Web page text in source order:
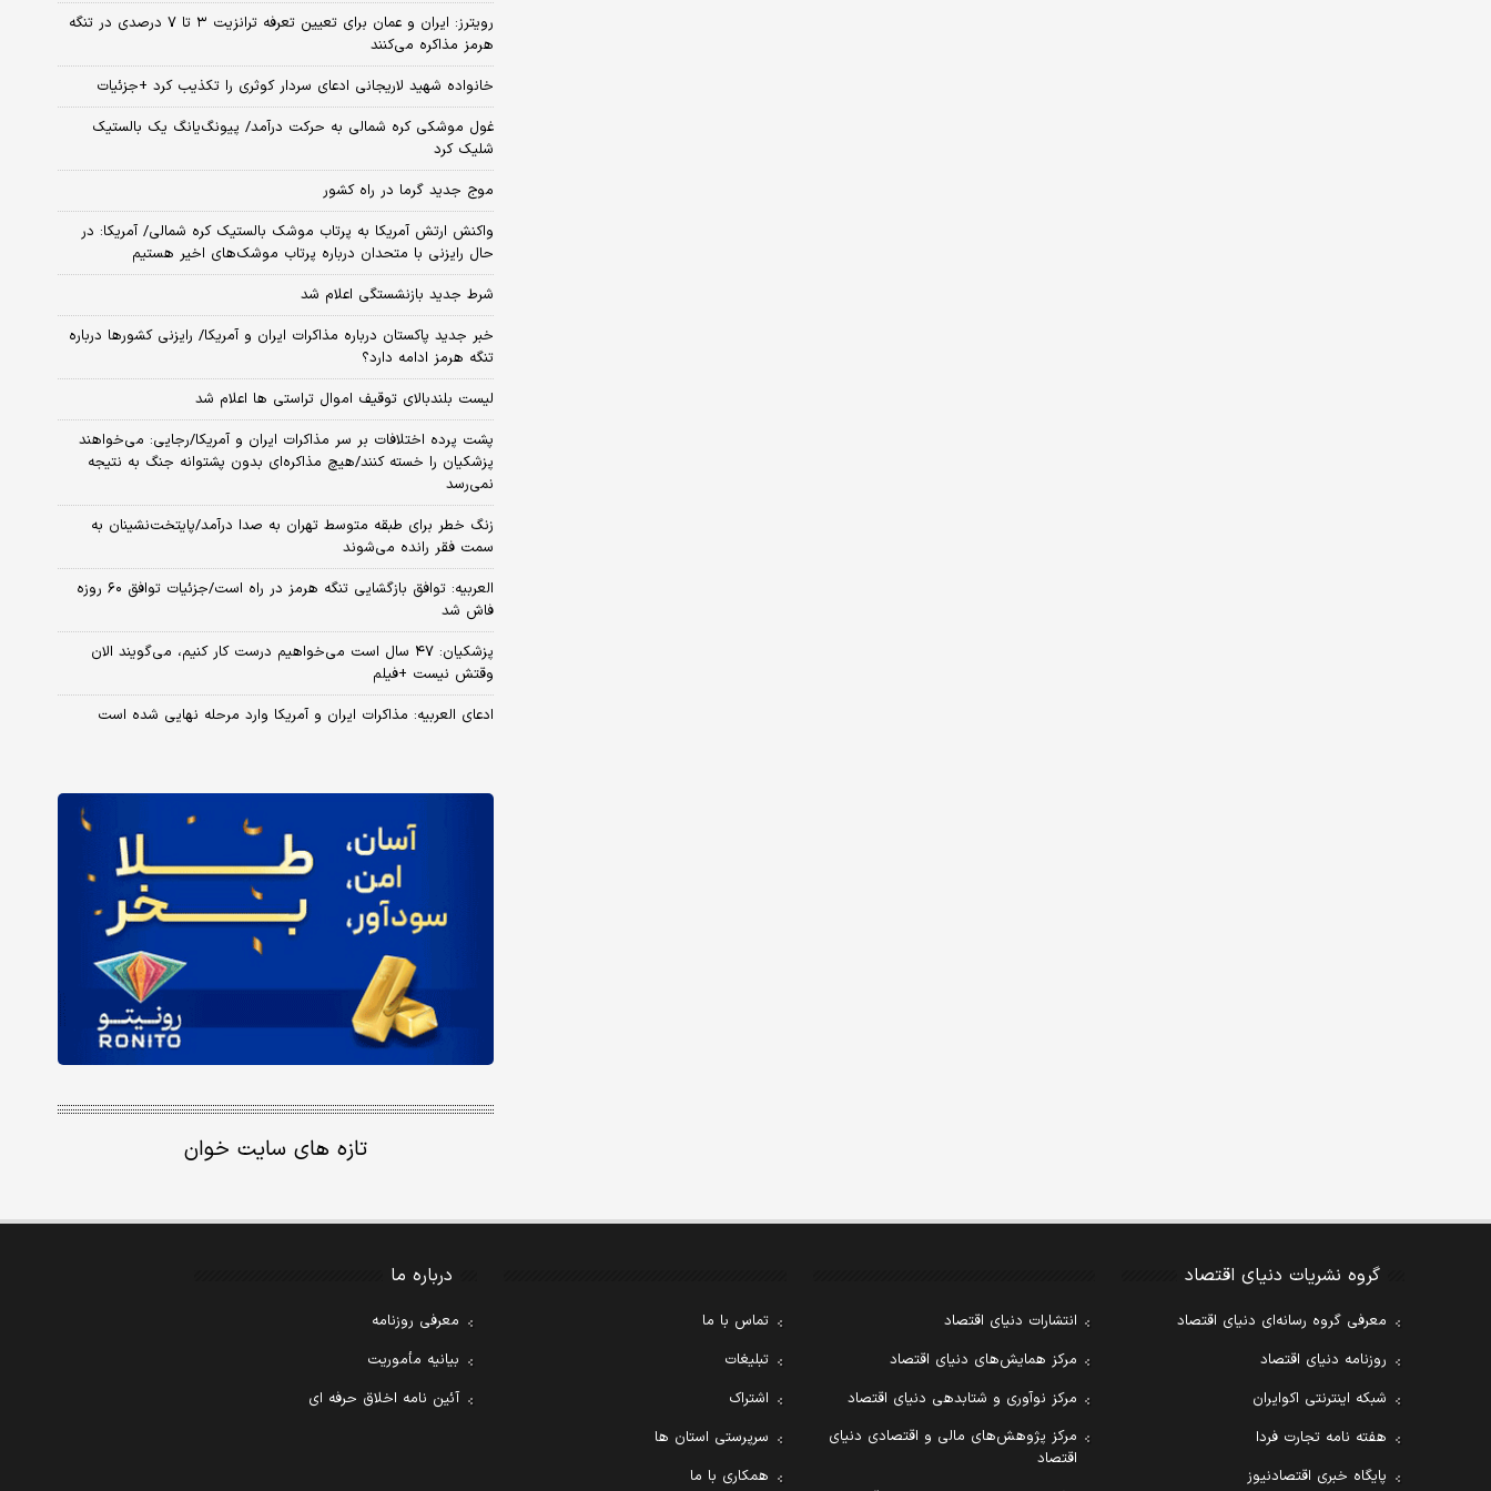
رویترز: ایران و عمان برای تعیین تعرفه ترانزیت ۳ تا ۷ درصدی در تنگه
هرمز مذاکره می‌کنند
خانواده شهید لاریجانی ادعای سردار کوثری را تکذیب کرد +جزئیات
غول موشکی کره شمالی به حرکت درآمد/ پیونگ‌یانگ یک بالستیک
شلیک کرد
موج جدید گرما در راه کشور
واکنش ارتش آمریکا به پرتاب موشک بالستیک کره شمالی/ آمریکا: در
حال رایزنی با متحدان درباره پرتاب موشک‌های اخیر هستیم
شرط جدید بازنشستگی اعلام شد
خبر جدید پاکستان درباره مذاکرات ایران و آمریکا/ رایزنی کشورها درباره
تنگه هرمز ادامه دارد؟
لیست بلندبالای توقیف اموال تراستی ها اعلام شد
پشت پرده اختلافات بر سر مذاکرات ایران و آمریکا/رجایی: می‌خواهند
پزشکیان را خسته کنند/هیچ مذاکره‌ای بدون پشتوانه جنگ به نتیجه
نمی‌رسد
زنگ خطر برای طبقه متوسط تهران به صدا درآمد/پایتخت‌نشینان به
سمت فقر رانده می‌شوند
العربیه: توافق بازگشایی تنگه هرمز در راه است/جزئیات توافق ۶۰ روزه
فاش شد
پزشکیان: ۴۷ سال است می‌خواهیم درست کار کنیم، می‌گویند الان
وقتش نیست +فیلم
ادعای العربیه: مذاکرات ایران و آمریکا وارد مرحله نهایی شده است
تازه های سایت خوان
گروه نشریات دنیای اقتصاد
معرفی گروه رسانه‌ای دنیای اقتصاد
روزنامه دنیای اقتصاد
شبکه اینترنتی اکوایران
هفته نامه تجارت فردا
پایگاه خبری اقتصادنیوز
انتشارات دنیای اقتصاد
مرکز همایش‌های دنیای اقتصاد
مرکز نوآوری و شتابدهی دنیای اقتصاد
مرکز پژوهش‌های مالی و اقتصادی دنیای
اقتصاد
تماس با ما
تبلیغات
اشتراک
سرپرستی استان ها
همکاری با ما
درباره ما
معرفی روزنامه
بیانیه مأموریت
آئین نامه اخلاق حرفه ای